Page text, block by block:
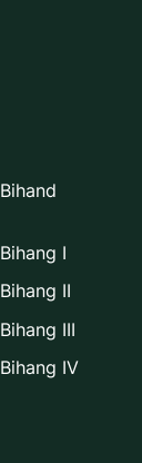
Bihand
Bihang I
Bihang II
Bihang III
Bihang IV